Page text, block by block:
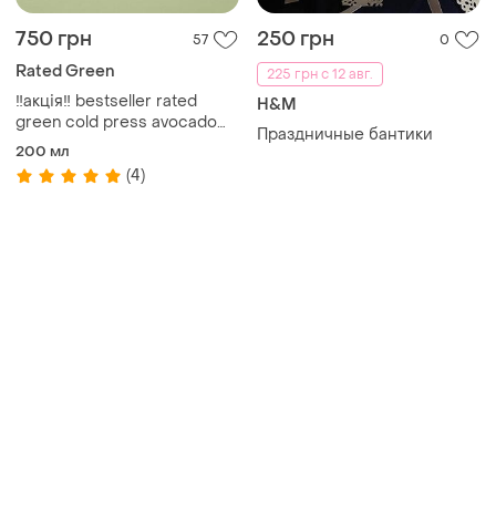
750 грн 57
Rated Green
‼️акція‼️ bestseller rated
green cold press avocado
nourishing scalp pack
живильна, розгладжуюча
маска для волосся
200 мл
(4)
250 грн
0
225 грн с 12 авг.
H&M
Праздничные бантики